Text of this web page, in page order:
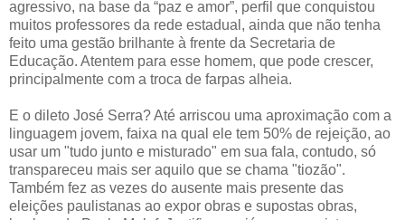
agressivo, na base da “paz e amor”, perfil que conquistou
muitos professores da rede estadual, ainda que não tenha
feito uma gestão brilhante à frente da Secretaria de
Educação. Atentem para esse homem, que pode crescer,
principalmente com a troca de farpas alheia.
E o dileto José Serra? Até arriscou uma aproximação com a
linguagem jovem, faixa na qual ele tem 50% de rejeição, ao
usar um "tudo junto e misturado" em sua fala, contudo, só
transpareceu mais ser aquilo que se chama "tiozão".
Também fez as vezes do ausente mais presente das
eleições paulistanas ao expor obras e supostas obras,